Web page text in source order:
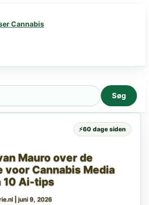
Cannabis
Søg
Mauro over de
voor Cannabis Media
10 Ai-tips
juni 9, 2026
⚡60 dage siden